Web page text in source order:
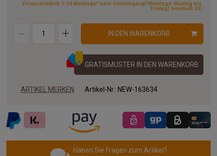
Voraussichtlich 7-14 Werktage* nach Geldeingang(*Werktage: Montag bis
Freitag) innerhalb DE
IN DEN WARENKORB
GRATISMUSTER IN DEN WARENKORB
ARTIKEL MERKEN Artikel-Nr.: NEW-163634
Haben Sie Fragen zum Artikel?